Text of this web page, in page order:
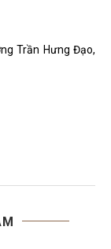
Trần Hưng Đạo,